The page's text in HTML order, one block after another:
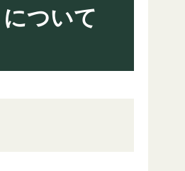
ついて